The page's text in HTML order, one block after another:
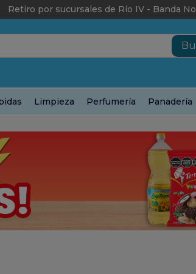
Retiro por sucursales de Rio IV - Banda
Limpieza Perfumería Panadería